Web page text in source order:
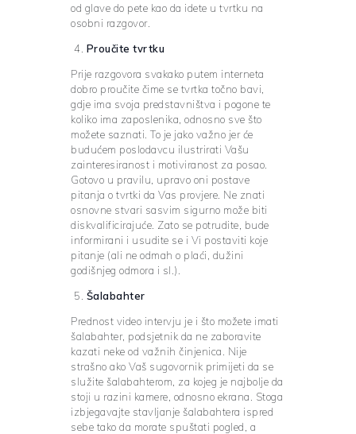
od glave do pete kao da idete u tvrtku na
osobni razgovor.
Proučite tvrtku
Prije razgovora svakako putem interneta
dobro proučite čime se tvrtka točno bavi,
gdje ima svoja predstavništva i pogone te
koliko ima zaposlenika, odnosno sve što
možete saznati. To je jako važno jer će
budućem poslodavcu ilustrirati Vašu
zainteresiranost i motiviranost za posao.
Gotovo u pravilu, upravo oni postave
pitanja o tvrtki da Vas provjere. Ne znati
osnovne stvari sasvim sigurno može biti
diskvalificirajuće. Zato se potrudite, bude
informirani i usudite se i Vi postaviti koje
pitanje (ali ne odmah o plaći, dužini
godišnjeg odmora i sl.).
Šalabahter
Prednost video intervju je i što možete imati
šalabahter, podsjetnik da ne zaboravite
kazati neke od važnih činjenica. Nije
strašno ako Vaš sugovornik primijeti da se
služite šalabahterom, za kojeg je najbolje da
stoji u razini kamere, odnosno ekrana. Stoga
izbjegavajte stavljanje šalabahtera ispred
sebe tako da morate spuštati pogled, a